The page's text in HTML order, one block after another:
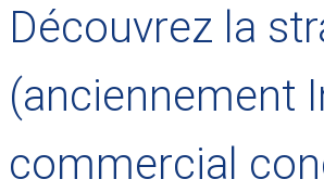
Découvrez la
(anciennement
commercial